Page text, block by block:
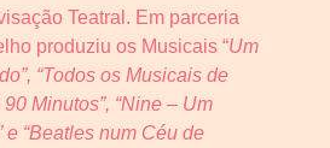
Teatral. Em parceria
produziu os Musicais “Um
“Todos os Musicais de
Minutos”, “Nine – Um
“Beatles num Céu de